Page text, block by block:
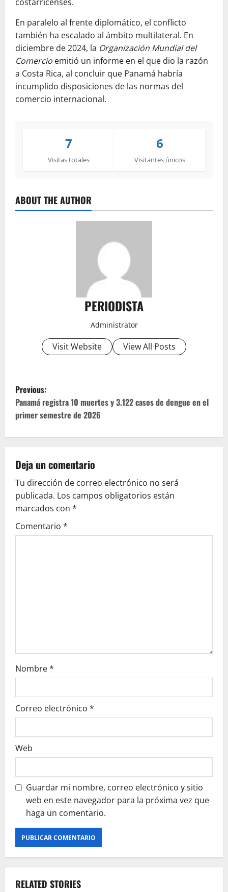
En paralelo al frente diplomático, el conflicto
también ha escalado al ámbito multilateral. En
diciembre de 2024, la Organización Mundial del
Comercio emitió un informe en el que dio la razón
a Costa Rica, al concluir que Panamá habría
incumplido disposiciones de las normas del
comercio internacional.
7
Visitas totales
6
Visitantes únicos
ABOUT THE AUTHOR
PERIODISTA
Administrator
Visit Website View All Posts
P
o
n
a
v
i
n
Previous:
Panamá registra 10 muertes y 3.122 casos de dengue en el
primer semestre de 2026
Deja un comentario
Tu dirección de correo electrónico no será
publicada. Los campos obligatorios están
marcados con *
Comentario *
Nombre*
Correo electrónico *
Web
Guardar mi nombre, correo electrónico y sitio
web en este navegador para la próxima vez que
haga un comentario.
RELATED STORIES